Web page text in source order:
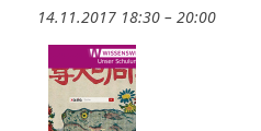
14.11.2017 18:30– 20:00